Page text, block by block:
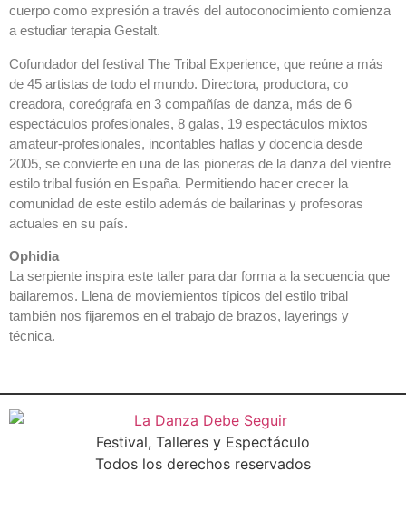
cuerpo como expresión a través del autoconocimiento comienza
a estudiar terapia Gestalt.
Cofundador del festival The Tribal Experience, que reúne a más
de 45 artistas de todo el mundo. Directora, productora, co
creadora, coreógrafa en 3 compañías de danza, más de 6
espectáculos profesionales, 8 galas, 19 espectáculos mixtos
amateur-profesionales, incontables haflas y docencia desde
2005, se convierte en una de las pioneras de la danza del vientre
estilo tribal fusión en España. Permitiendo hacer crecer la
comunidad de este estilo además de bailarinas y profesoras
actuales en su país.
Ophidia
La serpiente inspira este taller para dar forma a la secuencia que
bailaremos. Llena de moviemientos típicos del estilo tribal
también nos fijaremos en el trabajo de brazos, layerings y
técnica.
Festival, Talleres y Espectáculo
Todos los derechos reservados